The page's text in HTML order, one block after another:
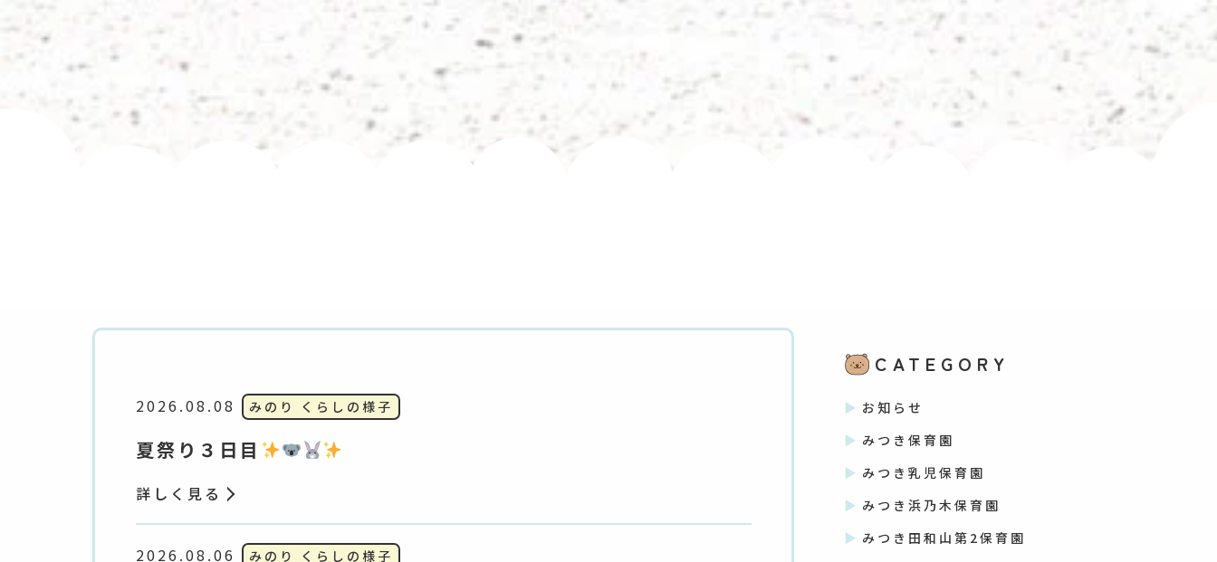
2026.08.08 みのり くらしの様子
夏祭り３日目
詳しく見る
2026.08.06 みのり くらしの様子
CATEGORY
お知らせ
みつき保育園
みつき乳児保育園
みつき浜乃木保育園
みつき田和山第2保育園